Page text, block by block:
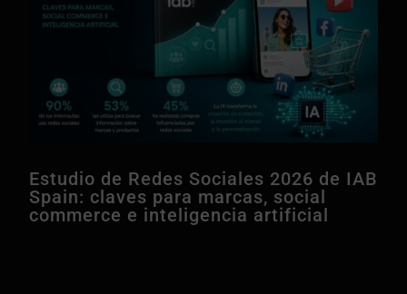
Estudio de Redes Sociales 2026 de IAB
Spain: claves para marcas, social
commerce e inteligencia artificial